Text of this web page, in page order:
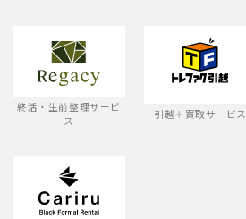
終活・生前整理サービ
ス
引越＋買取サービス